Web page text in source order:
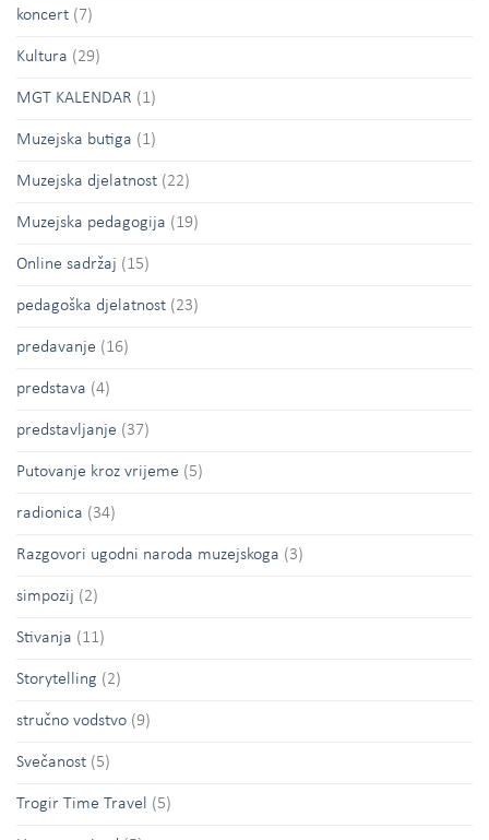
koncert (7)
Kultura (29)
MGT KALENDAR (1)
Muzejska butiga (1)
Muzejska djelatnost (22)
Muzejska pedagogija (19)
Online sadržaj (15)
pedagoška djelatnost (23)
predavanje (16)
predstava (4)
predstavljanje (37)
Putovanje kroz vrijeme (5)
radionica (34)
Razgovori ugodni naroda muzejskoga (3)
simpozij (2)
Stivanja (11)
Storytelling (2)
stručno vodstvo (9)
Svečanost (5)
Trogir Time Travel (5)